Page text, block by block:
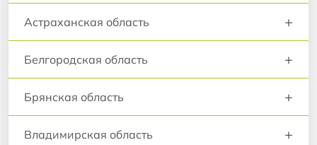
Астраханская область +
Белгородская область +
Брянская область +
Владимирская область +